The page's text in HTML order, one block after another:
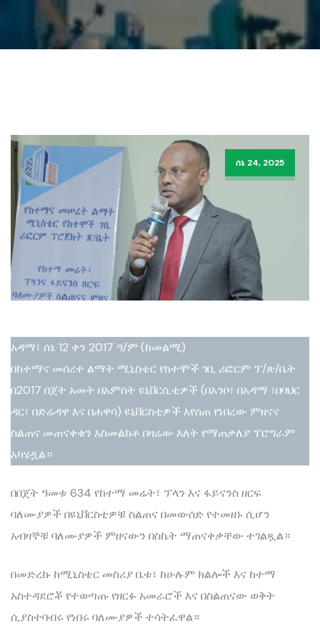
ሰኔ 24, 2025
አዳማ፣ ሰኔ 12 ቀን 2017 ዓ/ም (ከመልሚ)
በከተማና መሰረተ ልማት ሚኒስቴር የከተሞች ገቢ ሪፎርም ፕ/ጽ/ቤት
በ2017 በጀት አመት በአምስት ዩኒቨርሲቲዎች (በአንቦ፣ በአዳማ ፣በባህር
ዳር፣ በድሬዳዋ እና በሐዋሳ) ዩኒቨርስቲዎች እየሰጠ የነበረው ምዘናና
ስልጠና መጠናቀቁን አስመልክቶ በዛሬው እለት የማጠቃለያ ፕሮግራም
አካሄዷል።
በበጀት ዓመቱ 634 የከተማ መሬት፣ ፕላን እና ፋይናንስ ዘርፍ
ባለሙያዎች በዩኒቨርስቲዎቹ ስልጠና በመውሰድ የተመዘኑ ሲሆን
አብዛኞቹ ባለሙያዎች ምዘናውን በስኬት ማጠናቀቃቸው ተገልጿል።
በመድረኩ ከሚኒስቴር መስሪያ ቤቱ፣ ከሁሉም ክልሎች እና ከተማ
አስተዳደሮቾ የተወጣጡ የዘርፉ አመራሮች እና በስልጠናው ወቅት
ሲያስተባብሩ የነበሩ ባለሙያዎች ተሳትፈዋል።